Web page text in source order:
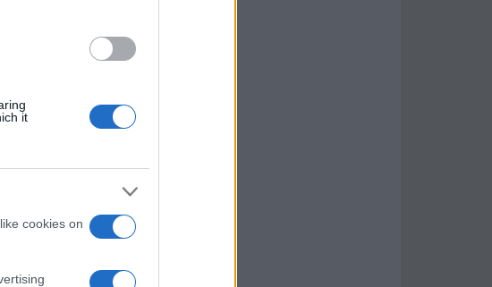
it
cookies on